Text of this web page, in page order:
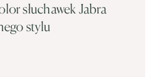
słuchawek Jabra
stylu